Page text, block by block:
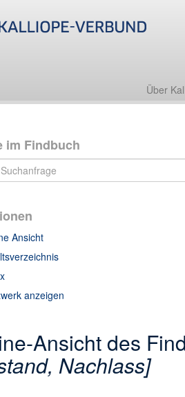
Über
im Findbuch
Ansicht
anzeigen
Ansicht des
Nachlass]
Carl - [Bestand, Nachlass]